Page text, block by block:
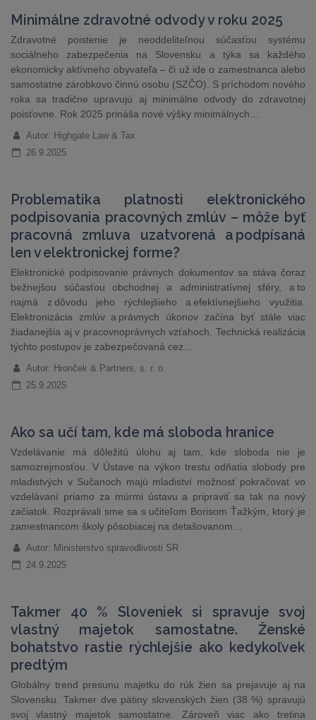
Minimálne zdravotné odvody v roku 2025
Zdravotné poistenie je neoddeliteľnou súčasťou systému
sociálneho zabezpečenia na Slovensku a týka sa každého
ekonomicky aktívneho obyvateľa – či už ide o zamestnanca alebo
samostatne zárobkovo činnú osobu (SZČO). S príchodom nového
roka sa tradične upravujú aj minimálne odvody do zdravotnej
poisťovne. Rok 2025 prináša nové výšky minimálnych…
Autor: Highgate Law & Tax
26.9.2025
Problematika platnosti elektronického
podpisovania pracovných zmlúv – môže byť
pracovná zmluva uzatvorená a podpísaná
len v elektronickej forme?
Elektronické podpisovanie právnych dokumentov sa stáva čoraz
bežnejšou súčasťou obchodnej a administratívnej sféry, a to
najmä z dôvodu jeho rýchlejšieho a efektívnejšieho využitia.
Elektronizácia zmlúv a právnych úkonov začína byť stále viac
žiadanejšia aj v pracovnoprávnych vzťahoch. Technická realizácia
týchto postupov je zabezpečovaná cez…
Autor: Hronček & Partners, s. r. o.
25.9.2025
Ako sa učí tam, kde má sloboda hranice
Vzdelávanie má dôležitú úlohu aj tam, kde sloboda nie je
samozrejmosťou. V Ústave na výkon trestu odňatia slobody pre
mladistvých v Sučanoch majú mladiství možnosť pokračovať vo
vzdelávaní priamo za múrmi ústavu a pripraviť sa tak na nový
začiatok. Rozprávali sme sa s učiteľom Borisom Ťažkým, ktorý je
zamestnancom školy pôsobiacej na detašovanom…
Autor: Ministerstvo spravodlivosti SR
24.9.2025
Takmer 40 % Sloveniek si spravuje svoj
vlastný majetok samostatne. Ženské
bohatstvo rastie rýchlejšie ako kedykoľvek
predtým
Globálny trend presunu majetku do rúk žien sa prejavuje aj na
Slovensku. Takmer dve pätiny slovenských žien (38 %) spravujú
svoj vlastný majetok samostatne. Zároveň viac ako tretina